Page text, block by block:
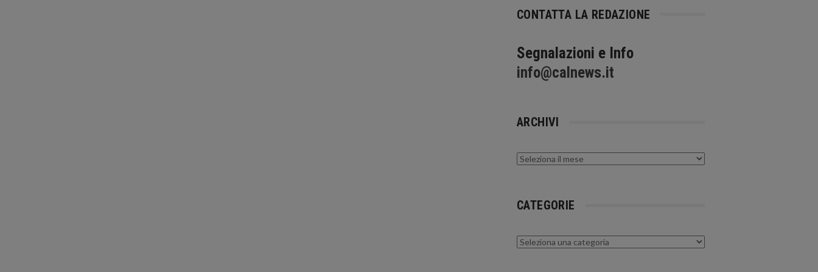
CONTATTA LA REDAZIONE
Segnalazioni e Info
info@calnews.it
ARCHIVI
Archivi
CATEGORIE
Categorie